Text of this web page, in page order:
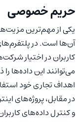
حریم خصوصی
یکی از مهم‌ترین
آن‌ها است. در
کاربران در اختیار
می‌توانند این داده‌ها
اهداف تجاری خود
در مقابل، پروژه‌های
و کنترل داده‌های